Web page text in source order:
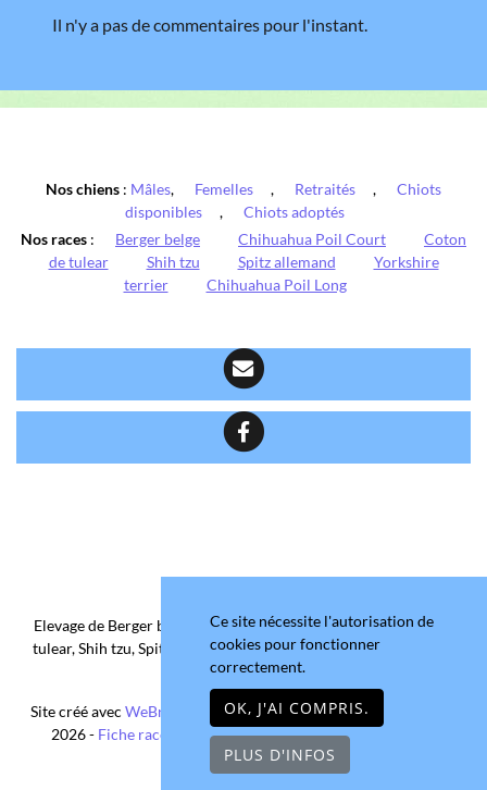
Il n'y a pas de commentaires pour l'instant.
Nos chiens : Mâles, Femelles , Retraités ,
Chiots
disponibles
,
Chiots adoptés
Nos races : Berger belge Chihuahua Poil Court
Coton
de tulear
Shih tzu Spitz allemand
Yorkshire
terrier
Chihuahua Poil Long
Elevage de Berger belge, Chihuahua Poil Court/Long, Coton de
tulear, Shih tzu, Spitz allemand et Yorkshire terrier depuis 2006
situé en Maine-et-Loire
Site créé avec WeBreed
- Copyright© Domaine de la Chantelaie
2026 - Fiche race Chihuahua Poil Long-Mentions légales
Ce site nécessite l'autorisation de
cookies pour fonctionner
correctement.
OK, J'AI COMPRIS.
PLUS D'INFOS